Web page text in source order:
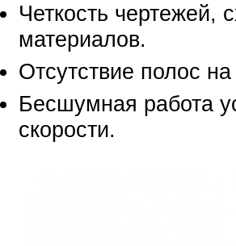
Четкость чертежей,
материалов.
Отсутствие полос
Бесшумная работа
скорости.